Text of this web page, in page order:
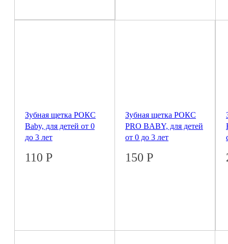
Зубная щетка РОКС
Baby, для детей от 0
до 3 лет
110 Р
Зубная щетка РОКС
PRO BABY, для детей
от 0 до 3 лет
150 Р